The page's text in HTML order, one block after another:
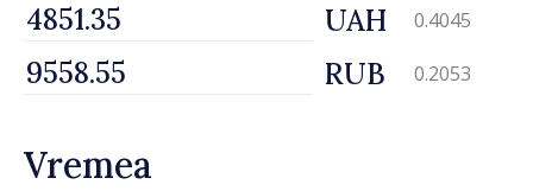
UAH 0.4045
RUB 0.2053
Vremea